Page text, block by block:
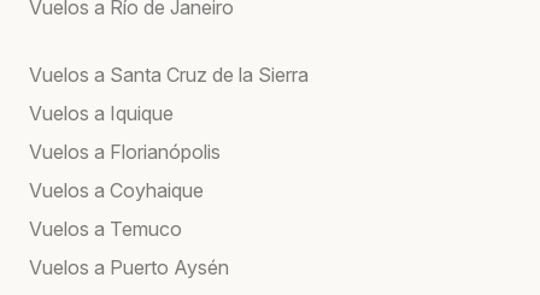
Vuelos a Río de Janeiro
Vuelos a Santa Cruz de la Sierra
Vuelos a Iquique
Vuelos a Florianópolis
Vuelos a Coyhaique
Vuelos a Temuco
Vuelos a Puerto Aysén